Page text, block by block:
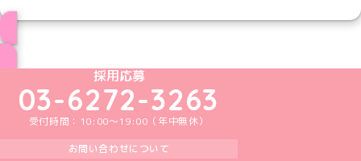
めいどりーみんTikTok公式アカウント
めいどりーみんX公式アカウント
めいどりーみんInstagram公式アカウント
めいどりーみんFacebook公式アカウン
めいどりーみんYouTube公式アカ
採用応募
03-6272-3263
受付時間：10:00～19:00（年中無休）
お問い合わせについて